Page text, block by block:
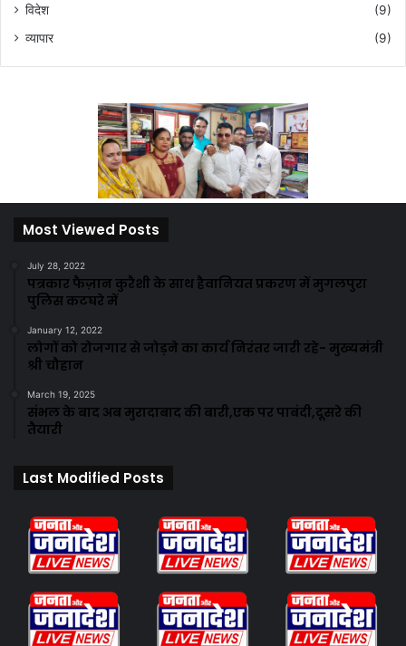
विदेश
(9)
व्यापार
(9)
Most Viewed Posts
July 28, 2022
पत्रकार फैज़ान कुरैशी के साथ हैवानियत प्रकरण में मुगलपुरा
पुलिस कटघरे में
January 12, 2022
लोगों को रोजगार से जोड़ने का कार्य निरंतर जारी रहे- मुख्यमंत्री
श्री चौहान
March 19, 2025
संभल के बाद अब मुरादाबाद की बारी,एक पर पाबंदी,दूसरे की
तैयारी
Last Modified Posts